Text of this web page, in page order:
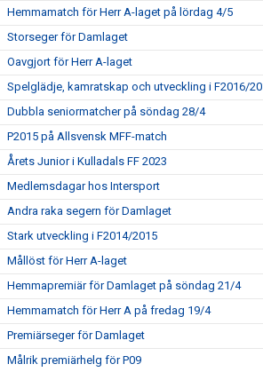
Hemmamatch för Herr A-laget på lördag 4/5
Storseger för Damlaget
Oavgjort för Herr A-laget
Spelglädje, kamratskap och utveckling i F2016/
Dubbla seniormatcher på söndag 28/4
P2015 på Allsvensk MFF-match
Årets Junior i Kulladals FF 2023
Medlemsdagar hos Intersport
Andra raka segern för Damlaget
Stark utveckling i F2014/2015
Mållöst för Herr A-laget
Hemmapremiär för Damlaget på söndag 21/4
Hemmamatch för Herr A på fredag 19/4
Premiärseger för Damlaget
Målrik premiärhelg för P09